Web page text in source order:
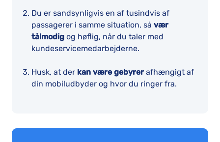
Du er sandsynligvis en af tusindvis af
passagerer i samme situation, så vær
tålmodig og høflig, når du taler med
kundeservicemedarbejderne.
Husk, at der kan være gebyrerafhængigt af
din mobiludbyder og hvor du ringer fra.